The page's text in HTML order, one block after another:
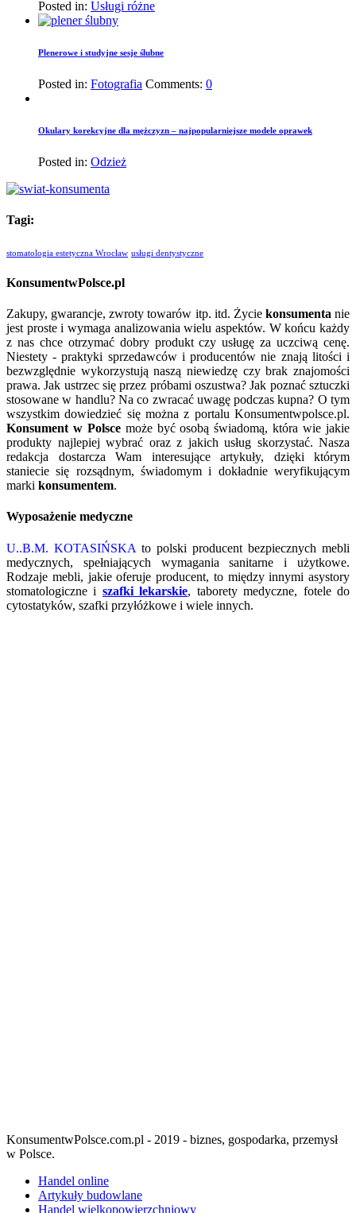
Posted in: Usługi różne
Plenerowe i studyjne sesje ślubne
Posted in: Fotografia Comments: 0
Okulary korekcyjne dla mężczyzn – najpopularniejsze modele oprawek
Posted in: Odzież
Tagi:
stomatologia estetyczna Wrocław usługi dentystyczne
KonsumentwPolsce.pl
Zakupy, gwarancje, zwroty towarów itp. itd. Życie konsumenta nie
jest proste i wymaga analizowania wielu aspektów. W końcu każdy
z nas chce otrzymać dobry produkt czy usługę za uczciwą cenę.
Niestety - praktyki sprzedawców i producentów nie znają litości i
bezwzględnie wykorzystują naszą niewiedzę czy brak znajomości
prawa. Jak ustrzec się przez próbami oszustwa? Jak poznać sztuczki
stosowane w handlu? Na co zwracać uwagę podczas kupna? O tym
wszystkim dowiedzieć się można z portalu Konsumentwpolsce.pl.
Konsument w Polscemoże być osobą świadomą, która wie jakie
produkty najlepiej wybrać oraz z jakich usług skorzystać. Nasza
redakcja dostarcza Wam interesujące artykuły, dzięki którym
staniecie się rozsądnym, świadomym i dokładnie weryfikującym
marki konsumentem.
Wyposażenie medyczne
U..B.M. KOTASIŃSKA to polski producent bezpiecznych mebli
medycznych, spełniających wymagania sanitarne i użytkowe.
Rodzaje mebli, jakie oferuje producent, to między innymi asystory
stomatologiczne i szafki lekarskie, taborety medyczne, fotele do
cytostatyków, szafki przyłóżkowe i wiele innych.
KonsumentwPolsce.com.pl - 2019 - biznes, gospodarka, przemysł
w Polsce.
Handel online
Artykuły budowlane
Handel wielkopowierzchniowy